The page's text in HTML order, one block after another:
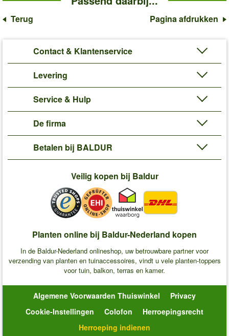
Terug Pagina afdrukken
Contact & Klantenservice
Levering
Service & Hulp
De firma
Betalen bij BALDUR
Veilig kopen bij Baldur
Planten online bij Baldur-Nederland kopen
In de Baldur-Nederland onlineshop, uw betrouwbare partner voor
verzending van planten en tuinaccessoires, vindt u vele planten-toppers
voor tuin, balkon, terras en kamer.
Algemene Voorwaarden Thuiswinkel
Privacy
Cookie-Instellingen
Colofon
Herroepingsrecht
Herroeping indienen